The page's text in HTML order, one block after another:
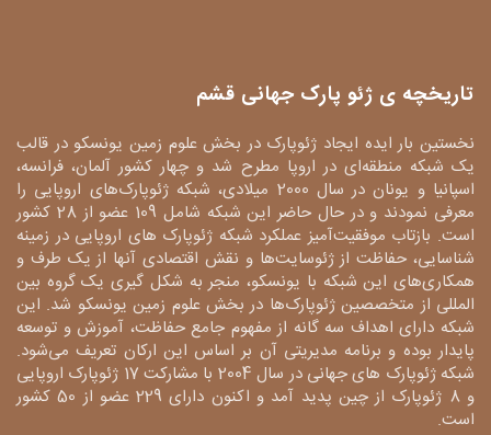
تاریخچه ی ژئو پارک جهانی قشم
نخستین بار ایده ایجاد ژئوپارک در بخش علوم زمین یونسکو در قالب
یک شبکه منطقه‌ای در اروپا مطرح شد و چهار کشور آلمان، فرانسه،
اسپانیا و یونان در سال 2000 میلادی، شبکه ژئوپارک‌های اروپایی را
معرفی نمودند و در حال حاضر این شبکه شامل 109 عضو از 28 کشور
است. بازتاب موفقیت‌آمیز عملکرد شبکه ژئوپارک های اروپایی در زمینه
شناسایی، حفاظت از ژئوسایت‌ها و نقش اقتصادی آنها از یک طرف و
همکاری‌های این شبکه با یونسکو، منجر به شکل گیری یک گروه بین
المللی از متخصصین ژئوپارک‌ها در بخش علوم زمین یونسکو شد. این
شبکه دارای اهداف سه گانه از مفهوم جامع حفاظت، آموزش و توسعه
پایدار بوده و برنامه مدیریتی آن بر اساس این ارکان تعریف می‌شود.
شبکه ژئوپارک های جهانی در سال 2004 با مشارکت 17 ژئوپارک اروپایی
و 8 ژئوپارک از چین پدید آمد و اکنون دارای 229 عضو از 50 کشور
است.